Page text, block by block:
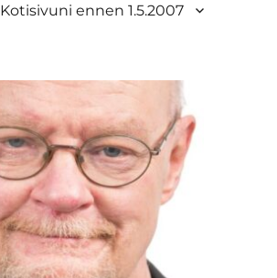
Kotisivuni ennen 1.5.2007